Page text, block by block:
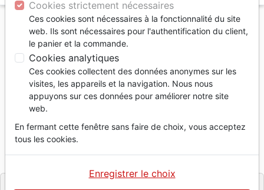
Accueil Livres
Bandes dessinées
Marie de Magdala - Un roman graphique sur Jésus
et son époque
Marie de Madala
Un roman graphique sur Jéasus et son
époque
LETH KRITIAN ET SNEJBIERG
Cookies strictement nécessaires
Ces cookies sont nécessaires à la fonctionnalité du site
web. Ils sont nécessaires pour l'authentification du client,
le panier et la commande.
Cookies analytiques
Ces cookies collectent des données anonymes sur les
visites, les appareils et la navigation. Nous nous
appuyons sur ces données pour améliorer notre site
web.
En fermant cette fenêtre sans faire de choix, vous acceptez
tous les cookies.
Enregistrer le choix